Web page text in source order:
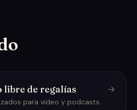
libre de regalías
para video y podcasts.